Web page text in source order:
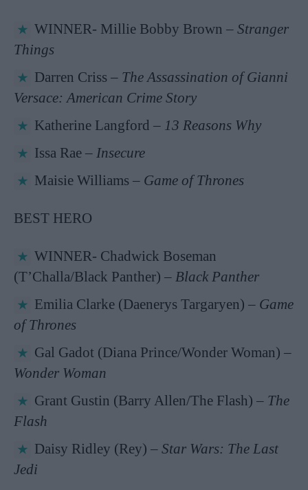
WINNER- Millie Bobby Brown – Stranger
Things
Darren Criss – The Assassination of Gianni
Versace: American Crime Story
Katherine Langford – 13 Reasons Why
Issa Rae – Insecure
Maisie Williams – Game of Thrones
BEST HERO
WINNER- Chadwick Boseman
(T’Challa/Black Panther) – Black Panther
Emilia Clarke (Daenerys Targaryen) – Game
of Thrones
Gal Gadot (Diana Prince/Wonder Woman) –
Wonder Woman
Grant Gustin (Barry Allen/The Flash) – The
Flash
Daisy Ridley (Rey) – Star Wars: The Last
Jedi